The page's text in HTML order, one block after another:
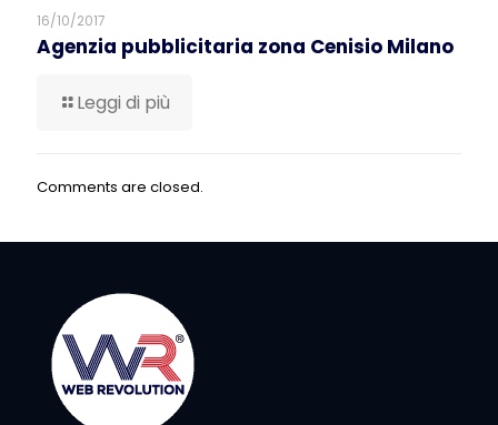
16/10/2017
Agenzia pubblicitaria zona Cenisio Milano
Leggi di più
Comments are closed.